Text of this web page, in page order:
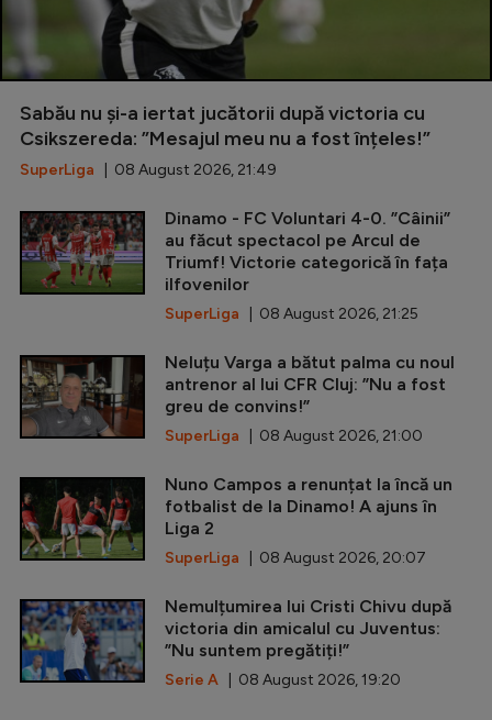
Sabău nu și-a iertat jucătorii după victoria cu
Csikszereda: ”Mesajul meu nu a fost înțeles!”
SuperLiga | 08 August 2026, 21:49
Dinamo - FC Voluntari 4-0. ”Câinii”
au făcut spectacol pe Arcul de
Triumf! Victorie categorică în fața
ilfovenilor
SuperLiga | 08 August 2026, 21:25
Neluțu Varga a bătut palma cu noul
antrenor al lui CFR Cluj: ”Nu a fost
greu de convins!”
SuperLiga | 08 August 2026, 21:00
Nuno Campos a renunțat la încă un
fotbalist de la Dinamo! A ajuns în
Liga 2
SuperLiga | 08 August 2026, 20:07
Nemulțumirea lui Cristi Chivu după
victoria din amicalul cu Juventus:
”Nu suntem pregătiți!”
Serie A | 08 August 2026, 19:20